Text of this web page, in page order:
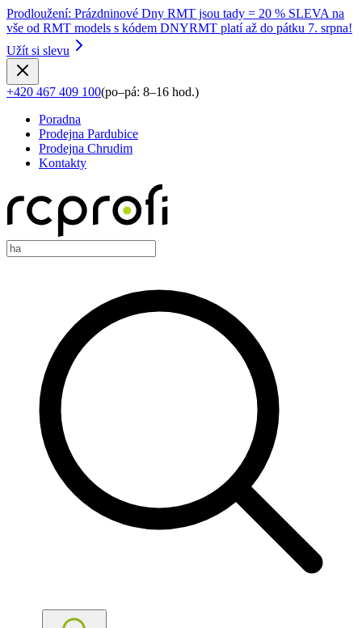
Prodloužení: Prázdninové Dny RMT jsou tady = 20 % SLEVA na
vše od RMT models s kódem DNYRMT platí až do pátku 7. srpna!
Užít si slevu
+420 467 409 100(po–pá: 8–16 hod.)
Poradna
Prodejna Pardubice
Prodejna Chrudim
Kontakty